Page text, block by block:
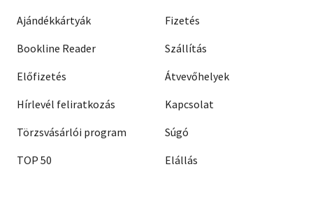
Ajándékkártyák
Bookline Reader
Előfizetés
Hírlevél feliratkozás
Törzsvásárlói program
TOP 50
Fizetés
Szállítás
Átvevőhelyek
Kapcsolat
Súgó
Elállás